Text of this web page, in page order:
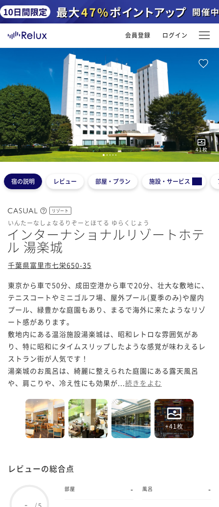
会員登録 ログイン
41枚
12 345
宿の説明 レビュー 部屋・プラン 施設・サービス
リゾート
いんたーなしょなるりぞーとほてる ゆらくじょう
インターナショナルリゾートホテ
ル 湯楽城
千葉県富里市七栄650-35
東京から車で50分、成田空港から車で20分、壮大な敷地に、
テニスコートやミニゴルフ場、屋外プール(夏季のみ)や屋内
プール、緑豊かな庭園もあり、まるで海外に来たようなリゾ
ート感があります。
敷地内にある温浴施設湯楽城は、昭和レトロな雰囲気があ
り、特に昭和にタイムスリップしたような感覚が味わえるレ
ストラン街が人気です！
湯楽城のお風呂は、綺麗に整えられた庭園にある露天風呂
や、肩こりや、冷え性にも効果が... 続きをよむ
+41枚
レビューの総合点
- /
部屋 - 風呂 -